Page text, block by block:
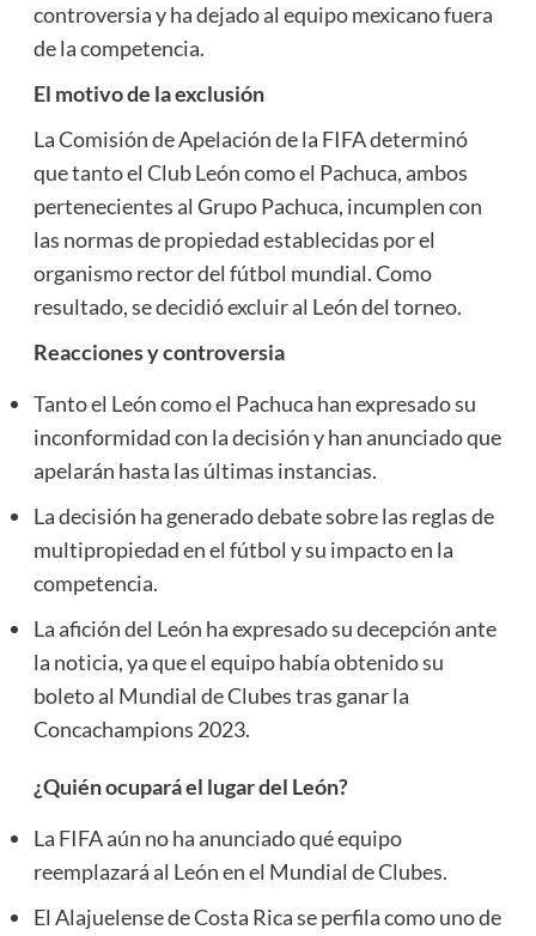
controversia y ha dejado al equipo mexicano fuera
de la competencia.
El motivo de la exclusión
La Comisión de Apelación de la FIFA determinó
que tanto el Club León como el Pachuca, ambos
pertenecientes al Grupo Pachuca, incumplen con
las normas de propiedad establecidas por el
organismo rector del fútbol mundial. Como
resultado, se decidió excluir al León del torneo.
Reacciones y controversia
Tanto el León como el Pachuca han expresado su
inconformidad con la decisión y han anunciado que
apelarán hasta las últimas instancias.
La decisión ha generado debate sobre las reglas de
multipropiedad en el fútbol y su impacto en la
competencia.
La afición del León ha expresado su decepción ante
la noticia, ya que el equipo había obtenido su
boleto al Mundial de Clubes tras ganar la
Concachampions 2023.
¿Quién ocupará el lugar del León?
La FIFA aún no ha anunciado qué equipo
reemplazará al León en el Mundial de Clubes.
El Alajuelense de Costa Rica se perfila como uno de